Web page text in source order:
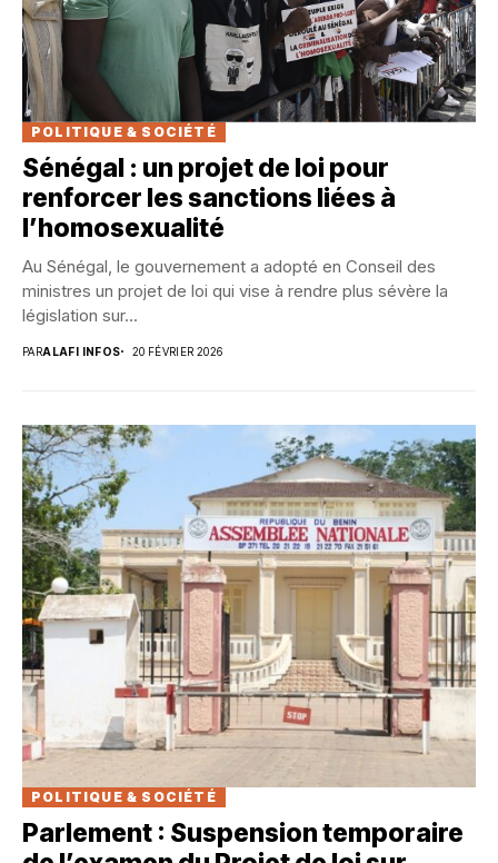
POLITIQUE & SOCIÉTÉ
Sénégal : un projet de loi pour
renforcer les sanctions liées à
l’homosexualité
Au Sénégal, le gouvernement a adopté en Conseil des
ministres un projet de loi qui vise à rendre plus sévère la
législation sur...
PARALAFI INFOS 20 FÉVRIER 2026
POLITIQUE & SOCIÉTÉ
Parlement : Suspension temporaire